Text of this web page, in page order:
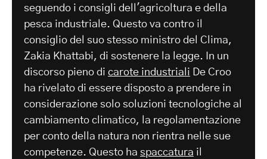
seguendo i consigli dell'agricoltura e della
pesca industriale. Questo va contro il
consiglio del suo stesso ministro del Clima,
Zakia Khattabi, di sostenere la legge. In un
discorso pieno di carote industriali De Croo
ha rivelato di essere disposto a prendere in
considerazione solo soluzioni tecnologiche al
cambiamento climatico, la regolamentazione
per conto della natura non rientra nelle sue
competenze. Questo ha spaccatura il